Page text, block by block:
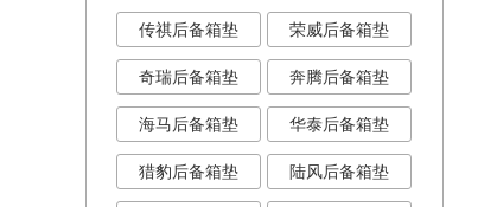
传祺后备箱垫 荣威后备箱垫
奇瑞后备箱垫 奔腾后备箱垫
海马后备箱垫 华泰后备箱垫
猎豹后备箱垫 陆风后备箱垫